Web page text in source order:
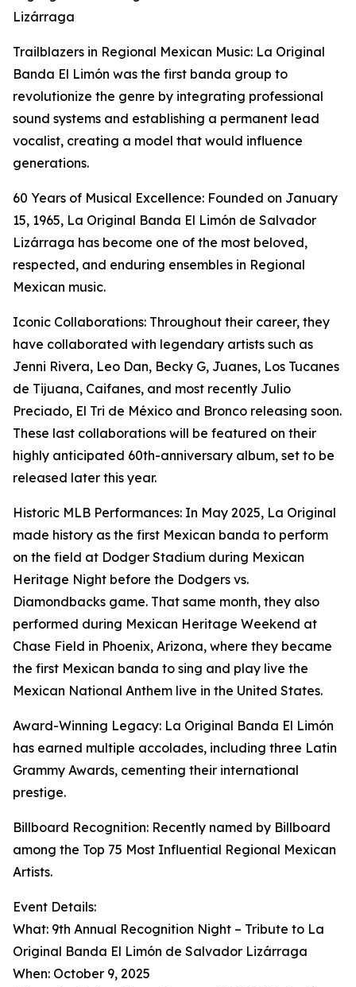
Lizárraga
Trailblazers in Regional Mexican Music: La Original
Banda El Limón was the first banda group to
revolutionize the genre by integrating professional
sound systems and establishing a permanent lead
vocalist, creating a model that would influence
generations.
60 Years of Musical Excellence: Founded on January
15, 1965, La Original Banda El Limón de Salvador
Lizárraga has become one of the most beloved,
respected, and enduring ensembles in Regional
Mexican music.
Iconic Collaborations: Throughout their career, they
have collaborated with legendary artists such as
Jenni Rivera, Leo Dan, Becky G, Juanes, Los Tucanes
de Tijuana, Caifanes, and most recently Julio
Preciado, El Tri de México and Bronco releasing soon.
These last collaborations will be featured on their
highly anticipated 60th-anniversary album, set to be
released later this year.
Historic MLB Performances: In May 2025, La Original
made history as the first Mexican banda to perform
on the field at Dodger Stadium during Mexican
Heritage Night before the Dodgers vs.
Diamondbacks game. That same month, they also
performed during Mexican Heritage Weekend at
Chase Field in Phoenix, Arizona, where they became
the first Mexican banda to sing and play live the
Mexican National Anthem live in the United States.
Award-Winning Legacy: La Original Banda El Limón
has earned multiple accolades, including three Latin
Grammy Awards, cementing their international
prestige.
Billboard Recognition: Recently named by Billboard
among the Top 75 Most Influential Regional Mexican
Artists.
Event Details:
What: 9th Annual Recognition Night – Tribute to La
Original Banda El Limón de Salvador Lizárraga
When: October 9, 2025